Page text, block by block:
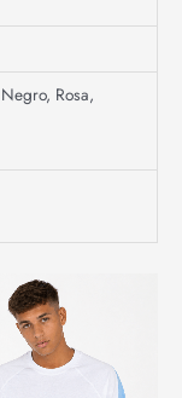
Negro, Rosa,